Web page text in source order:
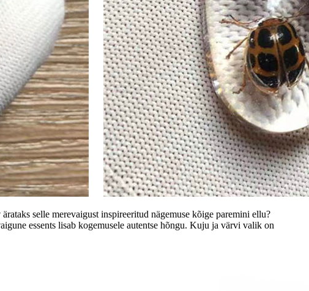
selle merevaigust inspireeritud nägemuse kõige paremini ellu?
essents lisab kogemusele autentse hõngu. Kuju ja värvi valik on